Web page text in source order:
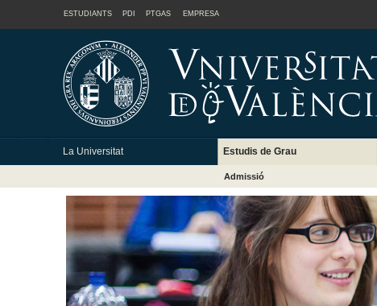
ESTUDIANTS PDI PTGAS EMPRESA
La Universitat Estudis de Grau
Admissió